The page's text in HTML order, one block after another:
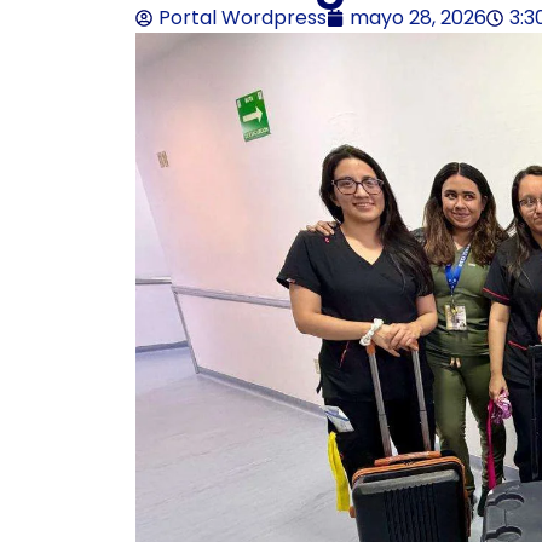
Portal Wordpress mayo 28, 2026